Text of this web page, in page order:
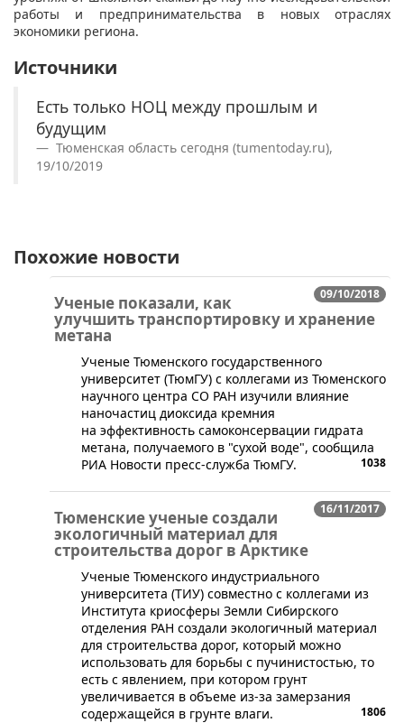
работы и предпринимательства в новых отраслях
экономики региона.
Источники
Есть только НОЦ между прошлым и
будущим
Тюменская область сегодня (tumentoday.ru),
19/10/2019
Похожие новости
09/10/2018
Ученые показали, как
улучшить транспортировку и хранение
метана
Ученые Тюменского государственного
университет (ТюмГУ) с коллегами из Тюменского
научного центра СО РАН изучили влияние
наночастиц диоксида кремния
на эффективность самоконсервации гидрата
метана, получаемого в "сухой воде", сообщила
РИА Новости пресс-служба ТюмГУ.
1038
16/11/2017
Тюменские ученые создали
экологичный материал для
строительства дорог в Арктике
​Ученые Тюменского индустриального
университета (ТИУ) совместно с коллегами из
Института криосферы Земли Сибирского
отделения РАН создали экологичный материал
для строительства дорог, который можно
использовать для борьбы с пучинистостью, то
есть с явлением, при котором грунт
увеличивается в объеме из-за замерзания
содержащейся в грунте влаги.
1806